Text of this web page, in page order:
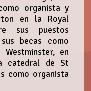
organista y
en la Royal
sus puestos
becas como
en
catedral de St
como organista